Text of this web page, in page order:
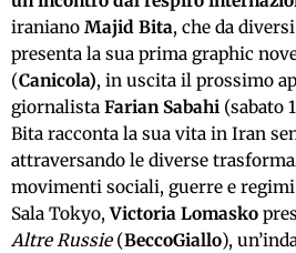
iraniano Majid Bita, che da
presenta la sua prima graphic
(Canicola), in uscita il prossimo
giornalista Farian Sabahi (sabato
Bita racconta la sua vita in Iran
attraversando le diverse
movimenti sociali, guerre e
Sala Tokyo,Victoria Lomasko
Altre Russie(BeccoGiallo),